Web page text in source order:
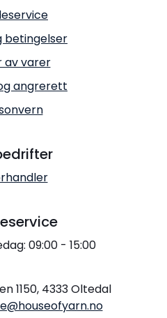
betingelser
av varer
angrerett
09:00 - 15:00
1150, 4333 Oltedal